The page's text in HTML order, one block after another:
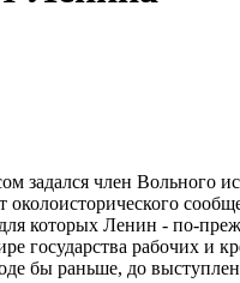
задался член Вольного
которых Ленин - по-
государства рабочих и
бы раньше, до